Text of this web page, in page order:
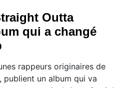
Outta
qui a changé
rappeurs originaires de
publient un album qui va